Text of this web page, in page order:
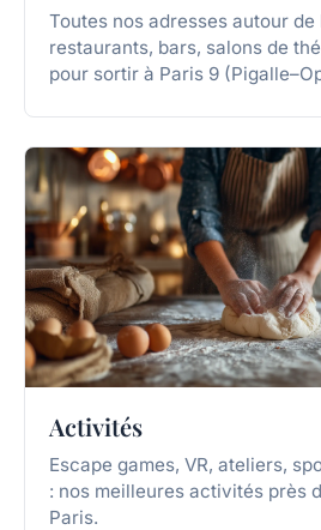
Toutes nos adresses autour de
restaurants, bars, salons de
pour sortir à Paris 9
Activités
Escape games, VR, ateliers,
: nos meilleures activités près
Paris.